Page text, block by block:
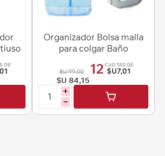
DE
Organizador Bolsa malla
para colgar Baño
$U 99,00
$U 84,15
12 CUOTAS DE
$U7,01
i
h